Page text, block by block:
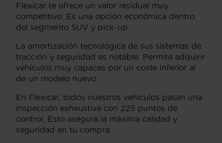
Flexicar te ofrece un valor residual muy
competitivo. Es una opción económica dentro
del segmento SUV y pick-up.
La amortización tecnológica de sus sistemas de
tracción y seguridad es notable. Permite adquirir
vehículos muy capaces por un coste inferior al
de un modelo nuevo.
En Flexicar, todos nuestros vehículos pasan una
inspección exhaustiva con 225 puntos de
control. Esto asegura la máxima calidad y
seguridad en tu compra.